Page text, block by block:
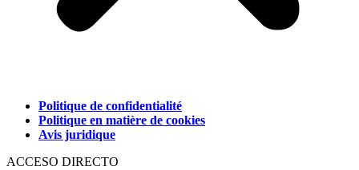
Politique de confidentialité
Politique en matière de cookies
Avis juridique
ACCESO DIRECTO